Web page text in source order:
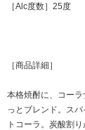
［Alc度数］25度
［商品詳細］
本格焼酎に、コー
っとブレンド。ス
トコーラ。炭酸割り